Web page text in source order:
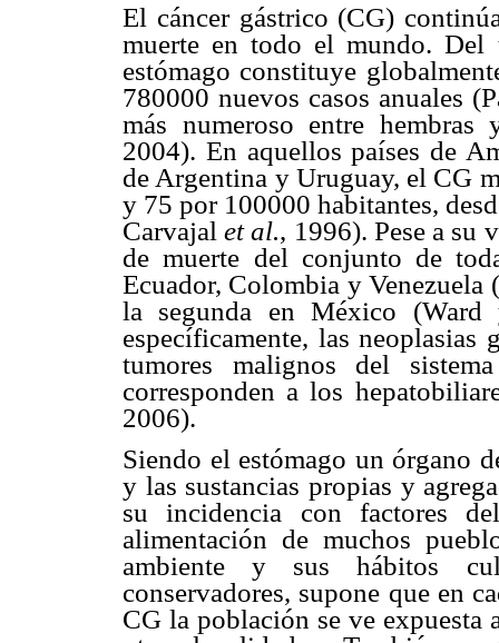
El cáncer gástrico (CG)
muerte en todo el mundo. Del
estómago constituye
780000 nuevos casos anuales
más numeroso entre
2004). En aquellos países de
de Argentina y Uruguay, el CG
y 75 por 100000 habitantes,
Carvajalet al., 1996). Pese a su
de muerte del conjunto de
Ecuador, Colombia y
la segunda en México (Ward
específicamente, las
tumores malignos del
corresponden a los
2006).
Siendo el estómago un órgano
y las sustancias propias y
su incidencia con factores
alimentación de muchos
ambiente y sus hábitos
conservadores, supone que en
CG la población se ve expuesta